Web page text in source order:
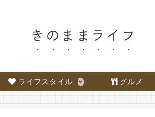
きのままライフ
ライフスタイル グルメ